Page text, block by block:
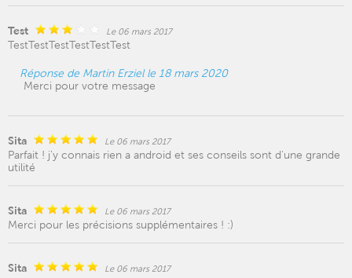
Test Le 06 mars 2017
TestTestTestTestTestTest
Réponse de Martin Erziel le 18 mars 2020
Merci pour votre message
Sita Le 06 mars 2017
Parfait ! j'y connais rien a android et ses conseils sont d'une grande
utilité
Sita Le 06 mars 2017
Merci pour les précisions supplémentaires ! :)
Sita Le 06 mars 2017